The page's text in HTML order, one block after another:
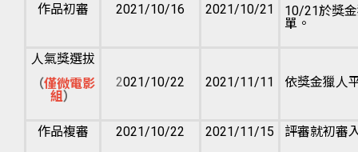
作品初審 2021/10/16 2021/10/21
10/21於獎
單。
人氣獎選拔
（僅微電影
組）
2021/10/22 2021/11/11 依獎金獵人
作品複審 2021/10/22 2021/11/15 評審就初審